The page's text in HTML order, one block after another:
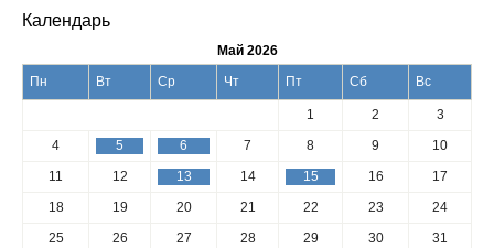
Календарь
Май 2026
Пн
Вт Ср Чт Пт Сб Вс
1 2
3
4
5 6 7 8 9
10
11
12 13 14 15 16
17
18
19 20 21 22 23
24
25
26 27 28 29 30 31